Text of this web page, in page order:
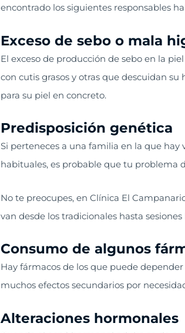
encontrado los siguientes responsables
Exceso de sebo o mala
El exceso de producción de sebo en la
con cutis grasos y otras que descuidan
para su piel en concreto.
Predisposición genética
Si perteneces a una familia en la que hay
habituales, es probable que tu problema
No te preocupes, en Clínica El
van desde los tradicionales hasta
Consumo de algunos
Hay fármacos de los que puede
muchos efectos secundarios por
Alteraciones hormonales